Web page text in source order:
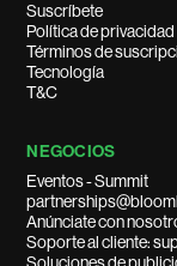
Suscríbete
Política de privacidad
Términos de
Tecnología
T&C
NEGOCIOS
Eventos - Summit
Anúnciate con
Soporte al cliente: